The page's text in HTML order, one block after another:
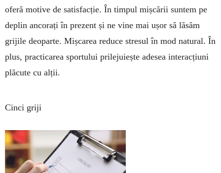
oferă motive de satisfacție. În timpul mișcării suntem pe
deplin ancorați în prezent și ne vine mai ușor să lăsăm
grijile deoparte. Mișcarea reduce stresul în mod natural. În
plus, practicarea sportului prilejuiește adesea interacțiuni
plăcute cu alții.
Cinci griji